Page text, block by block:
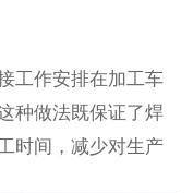
工作安排在加工车
种做法既保证了焊
时间，减少对生产